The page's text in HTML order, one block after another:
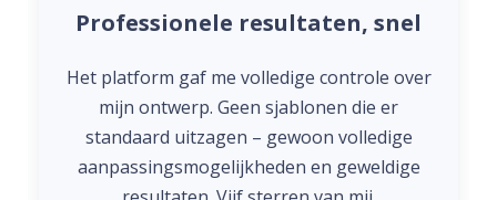
Professionele resultaten, snel
Het platform gaf me volledige controle over
mijn ontwerp. Geen sjablonen die er
standaard uitzagen – gewoon volledige
aanpassingsmogelijkheden en geweldige